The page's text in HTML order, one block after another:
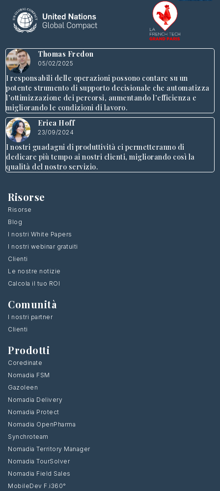
Thomas Fredon
05/02/2025
I responsabili delle operazioni possono contare su un
potente strumento di supporto decisionale che automatizza
l’ottimizzazione dei percorsi, aumentando l’efficienza e
migliorando le condizioni di lavoro.
Erica Hoff
23/09/2024
I nostri guadagni di produttività ci permetteranno di
dedicare più tempo ai nostri clienti, migliorando così la
qualità del nostro servizio.
Risorse
Risorse
Blog
I nostri White Papers
I nostri webinar gratuiti
Clienti
Le nostre notizie
Calcola il tuo ROI
Comunità
I nostri partner
Clienti
Prodotti
Coredinate
Nomadia FSM
Gazoleen
Nomadia Delivery
Nomadia Protect
Nomadia OpenPharma
Synchroteam
Nomadia Territory Manager
Nomadia TourSolver
Nomadia Field Sales
MobileDev F.i360°